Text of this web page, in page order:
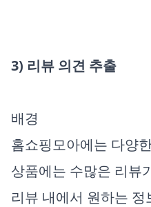
3) 리뷰 의견 추출
배경
홈쇼핑모아에는 다양
상품에는 수많은 리뷰
리뷰 내에서 원하는